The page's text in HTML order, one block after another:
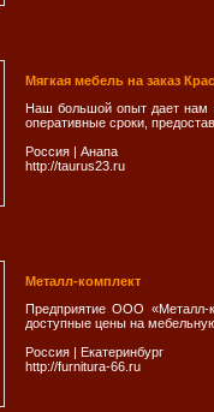
Мягкая мебель на заказ
Наш большой опыт дает нам
оперативные сроки,
Россия | Анапа
http://taurus23.ru
Металл-комплект
Предприятие ООО «Металл-
доступные цены на
Россия | Екатеринбург
http://furnitura-66.ru